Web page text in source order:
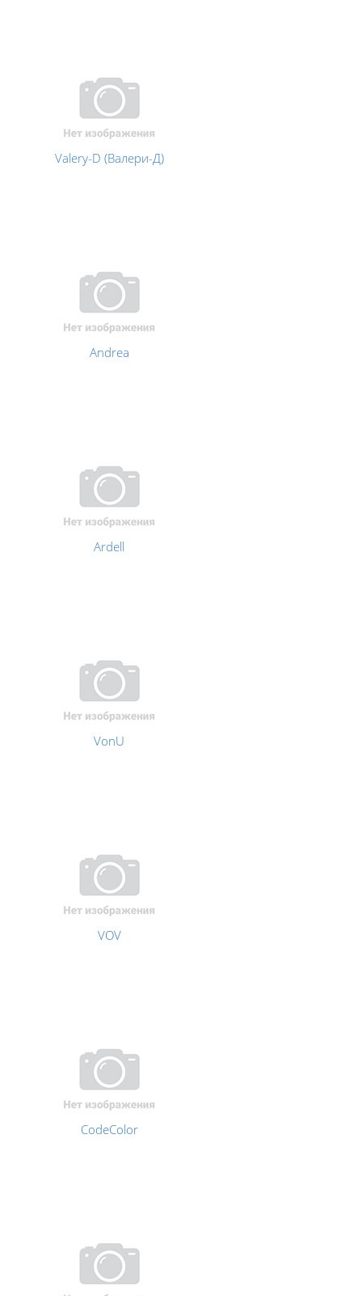
Valery-D (Валери-Д)
Andrea
Ardell
VonU
VOV
CodeColor